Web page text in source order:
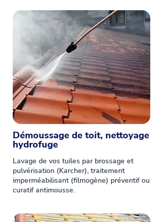
Démoussage de toit, nettoyage
hydrofuge
Lavage de vos tuiles par brossage et
pulvérisation (Karcher), traitement
imperméabilisant (filmogène) préventif ou
curatif antimousse.